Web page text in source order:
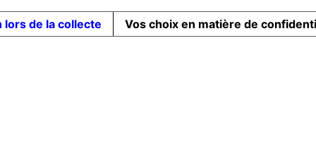
lors de la collecte Vos choix en matière de